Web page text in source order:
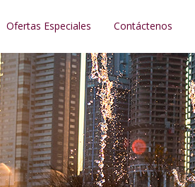
Ofertas Especiales Contáctenos